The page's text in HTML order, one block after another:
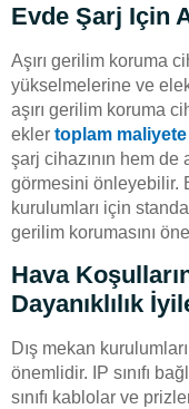
Evde Şarj Için
Aşırı gerilim koruma
yükselmelerine ve
aşırı gerilim koruma
ekler toplam maliyete
şarj cihazının hem
görmesini önleyebilir.
kurulumları için
gerilim korumasını
Hava
Dayanıklılık
Dış mekan
önemlidir. IP sınıfı
sınıfı kablolar ve